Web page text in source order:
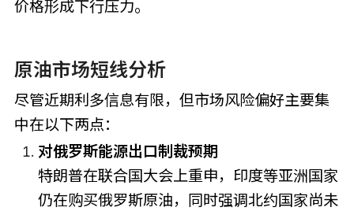
价格形成下行压力。
原油市场短线分析
尽管近期利多信息有限，但市场风险偏好主要集
中在以下两点：
对俄罗斯能源出口制裁预期
特朗普在联合国大会上重申，印度等亚洲国家
仍在购买俄罗斯原油，同时强调北约国家尚未